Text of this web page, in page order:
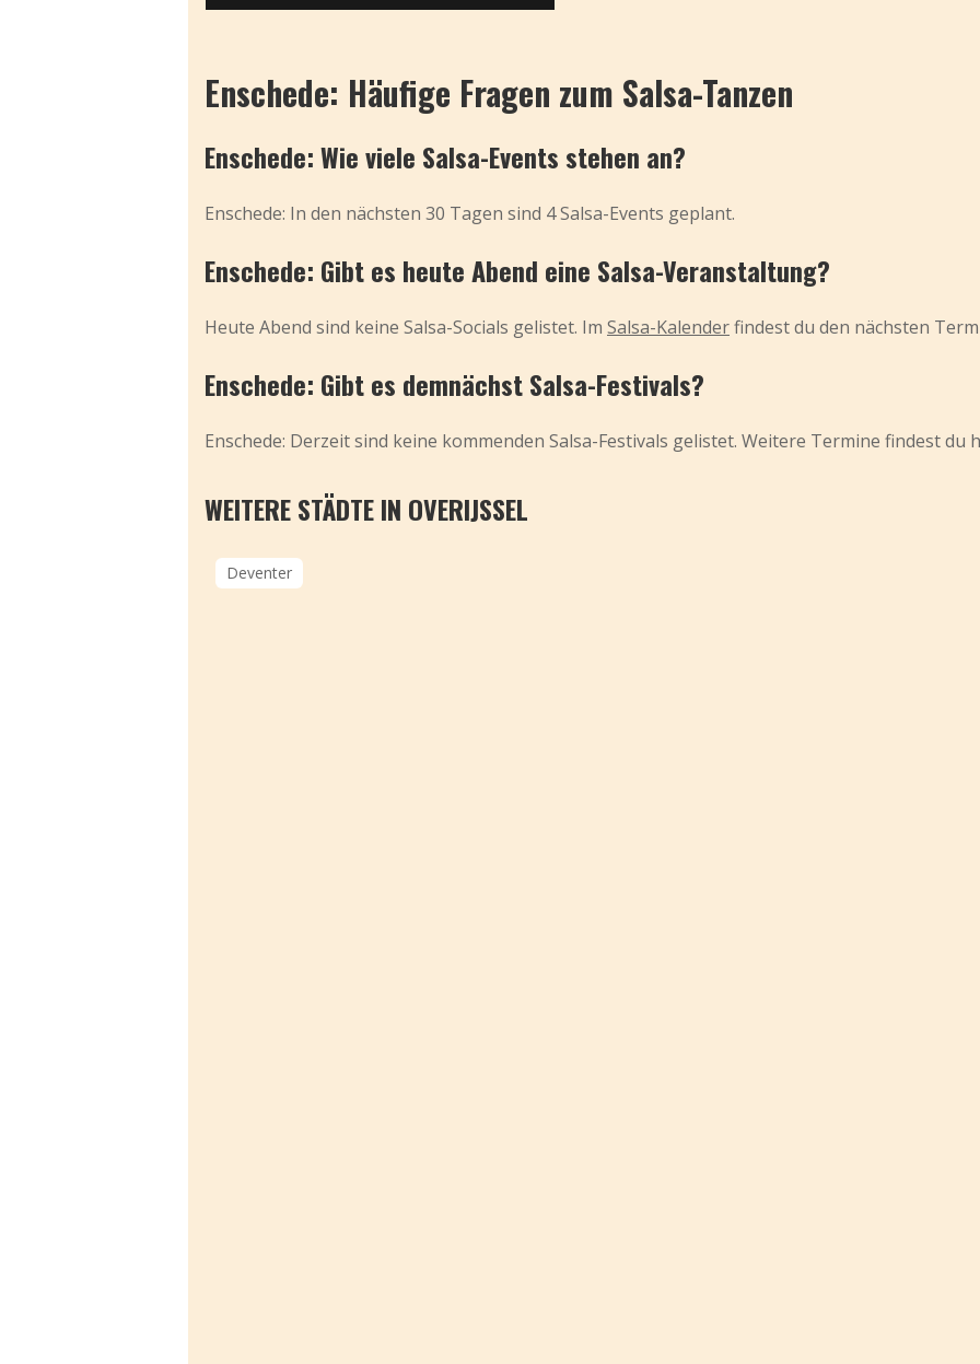
Enschede: Häufige Fragen zum Salsa-Tanzen
Enschede: Wie viele Salsa-Events stehen an?
Enschede: In den nächsten 30 Tagen sind 4 Salsa-Events geplant.
Enschede: Gibt es heute Abend eine Salsa-Veranstaltung?
Heute Abend sind keine Salsa-Socials gelistet. Im Salsa-Kalenderfindest du den nächsten
Enschede: Gibt es demnächst Salsa-Festivals?
Enschede: Derzeit sind keine kommenden Salsa-Festivals gelistet. Weitere Termine findest du
WEITERE STÄDTE IN OVERIJSSEL
Deventer